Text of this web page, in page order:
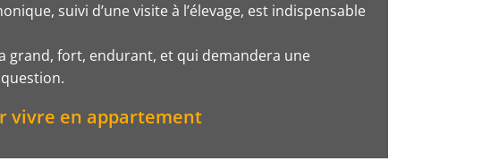
suivi d’une visite à l’élevage, est indispensable
grand, fort, endurant, et qui demandera une
vivre en appartement